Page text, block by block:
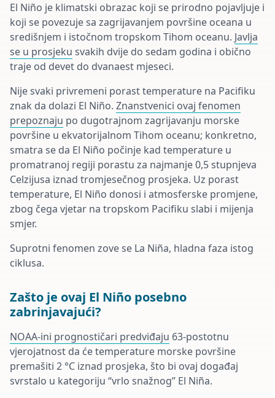
El Niño je klimatski obrazac koji se prirodno pojavljuje i
koji se povezuje sa zagrijavanjem površine oceana u
središnjem i istočnom tropskom Tihom oceanu. Javlja
se u prosjeku svakih dvije do sedam godina i obično
traje od devet do dvanaest mjeseci.
Nije svaki privremeni porast temperature na Pacifiku
znak da dolazi El Niño. Znanstvenici ovaj fenomen
prepoznaju po dugotrajnom zagrijavanju morske
površine u ekvatorijalnom Tihom oceanu; konkretno,
smatra se da El Niño počinje kad temperature u
promatranoj regiji porastu za najmanje 0,5 stupnjeva
Celzijusa iznad tromjesečnog prosjeka. Uz porast
temperature, El Niño donosi i atmosferske promjene,
zbog čega vjetar na tropskom Pacifiku slabi i mijenja
smjer.
Suprotni fenomen zove se La Niña, hladna faza istog
ciklusa.
Zašto je ovaj El Niño posebno
zabrinjavajući?
NOAA-ini prognostičari predviđaju 63-postotnu
vjerojatnost da će temperature morske površine
premašiti 2 °C iznad prosjeka, što bi ovaj događaj
svrstalo u kategoriju “vrlo snažnog” El Niña.